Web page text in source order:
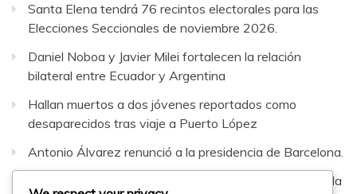
Santa Elena tendrá 76 recintos electorales para las
Elecciones Seccionales de noviembre 2026.
Daniel Noboa y Javier Milei fortalecen la relación
bilateral entre Ecuador y Argentina
Hallan muertos a dos jóvenes reportados como
desaparecidos tras viaje a Puerto López
Antonio Álvarez renunció a la presidencia de Barcelona.
Sepultaron al hombre que murió en fatal accidente en la